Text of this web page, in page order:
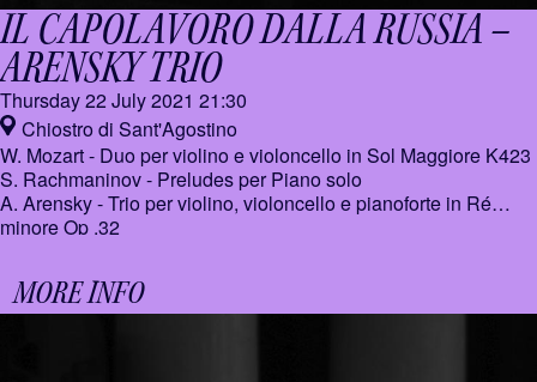
IL CAPOLAVORO DALLA RUSSIA –
ARENSKY TRIO
Thursday 22 July 2021 21:30
Chiostro di Sant'Agostino
W. Mozart - Duo per violino e violoncello in Sol Maggiore K423
S. Rachmaninov - Preludes per Piano solo
A. Arensky - Trio per violino, violoncello e pianoforte in Ré
minore Op .32
MORE INFO